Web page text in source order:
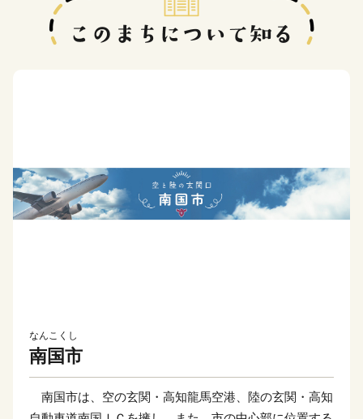
なんこくし
南国市
南国市は、空の玄関・高知龍馬空港、陸の玄関・高知